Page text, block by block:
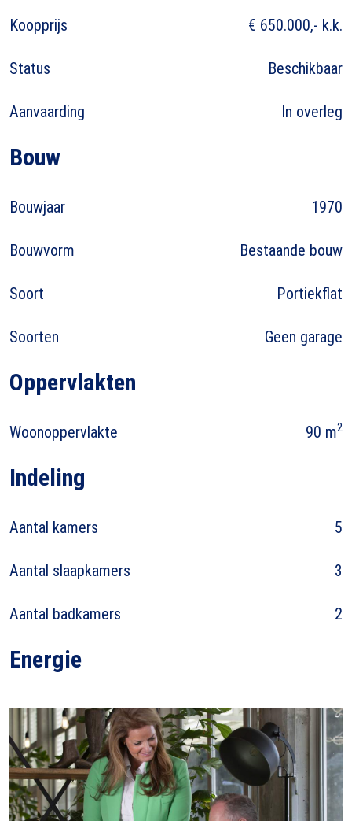
Koopprijs € 650.000,- k.k.
Status Beschikbaar
Aanvaarding In overleg
Bouw
Bouwjaar 1970
Bouwvorm Bestaande bouw
Soort Portiekflat
Soorten Geen garage
Oppervlakten
Woonoppervlakte 90 m2
Indeling
Aantal kamers 5
Aantal slaapkamers 3
Aantal badkamers 2
Energie